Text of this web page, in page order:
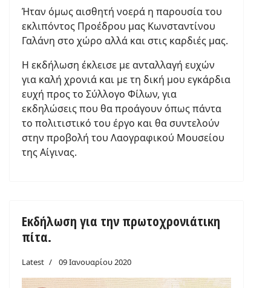
Ήταν όμως αισθητή νοερά η παρουσία του
εκλιπόντος Προέδρου μας Κωνσταντίνου
Γαλάνη στο χώρο αλλά και στις καρδιές μας.
Η εκδήλωση έκλεισε με ανταλλαγή ευχών
για καλή χρονιά και με τη δική μου εγκάρδια
ευχή προς το Σύλλογο Φίλων, για
εκδηλώσεις που θα προάγουν όπως πάντα
το πολιτιστικό του έργο και θα συντελούν
στην προβολή του Λαογραφικού Μουσείου
της Αίγινας.
Εκδήλωση για την πρωτοχρονιάτικη
πίτα.
Latest 09 Ιανουαρίου 2020